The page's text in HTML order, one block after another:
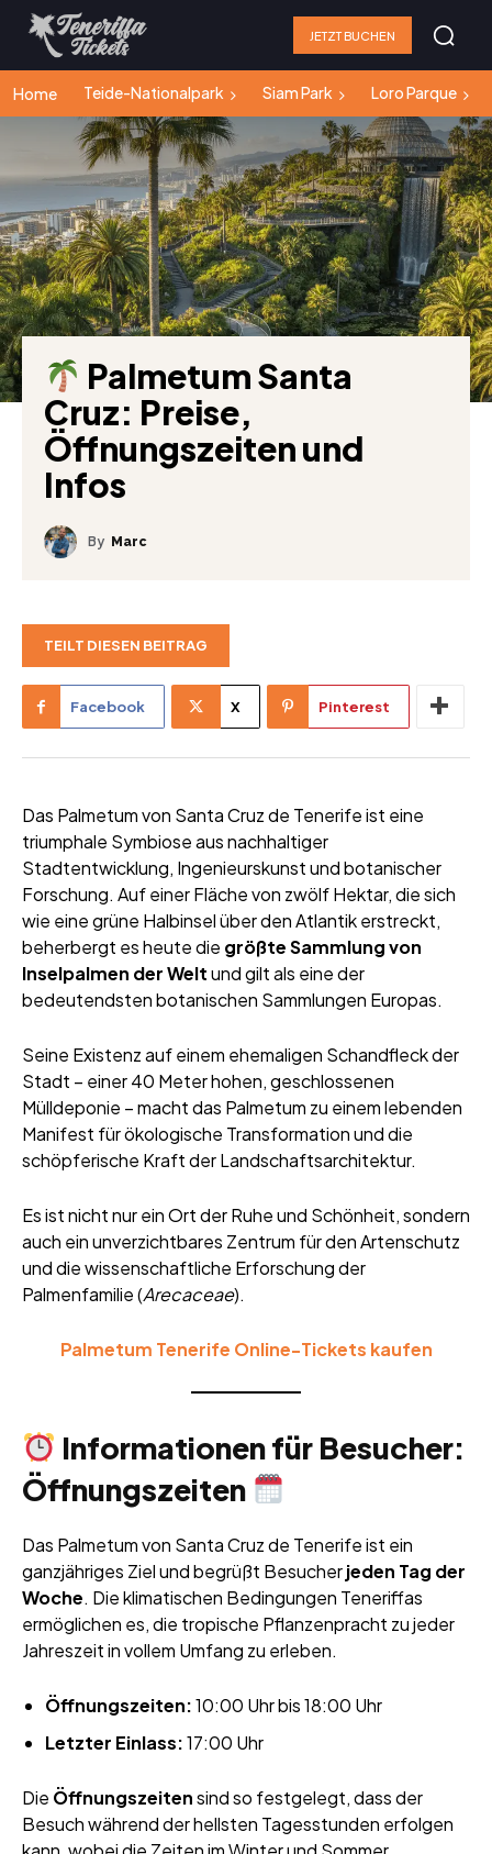
JETZT BUCHEN
Home Teide-Nationalpark Siam Park Loro Parque
Palmetum Santa
Cruz: Preise,
Öffnungszeiten und
Infos
By Marc
TEILT DIESEN BEITRAG
Facebook X Pinterest
Das Palmetum von Santa Cruz de Tenerife ist eine
triumphale Symbiose aus nachhaltiger
Stadtentwicklung, Ingenieurskunst und botanischer
Forschung. Auf einer Fläche von zwölf Hektar, die sich
wie eine grüne Halbinsel über den Atlantik erstreckt,
beherbergt es heute die größte Sammlung von
Inselpalmen der Weltund gilt als eine der
bedeutendsten botanischen Sammlungen Europas.
Seine Existenz auf einem ehemaligen Schandfleck der
Stadt – einer 40 Meter hohen, geschlossenen
Mülldeponie – macht das Palmetum zu einem lebenden
Manifest für ökologische Transformation und die
schöpferische Kraft der Landschaftsarchitektur.
Es ist nicht nur ein Ort der Ruhe und Schönheit, sondern
auch ein unverzichtbares Zentrum für den Artenschutz
und die wissenschaftliche Erforschung der
Palmenfamilie (Arecaceae).
Palmetum Tenerife Online-Tickets kaufen
Informationen für Besucher:
Öffnungszeiten
Das Palmetum von Santa Cruz de Tenerife ist ein
ganzjähriges Ziel und begrüßt Besucherjeden Tag der
Woche. Die klimatischen Bedingungen Teneriffas
ermöglichen es, die tropische Pflanzenpracht zu jeder
Jahreszeit in vollem Umfang zu erleben.
Öffnungszeiten:10:00 Uhr bis 18:00 Uhr
Letzter Einlass:17:00 Uhr
Die Öffnungszeitensind so festgelegt, dass der
Besuch während der hellsten Tagesstunden erfolgen